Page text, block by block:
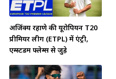
अजिंक्य रहाणे की यूरोपियन T20
प्रीमियर लीग (ETPL) में एंट्री,
एम्स्टर्डम फ्लेम्स से जुड़े